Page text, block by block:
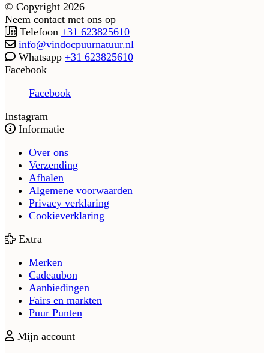
© Copyright 2026
Neem contact met ons op
Telefoon +31 623825610
info@vindocpuurnatuur.nl
Whatsapp +31 623825610
Facebook
Facebook
Instagram
Informatie
Over ons
Verzending
Afhalen
Algemene voorwaarden
Privacy verklaring
Cookieverklaring
Extra
Merken
Cadeaubon
Aanbiedingen
Fairs en markten
Puur Punten
Mijn account